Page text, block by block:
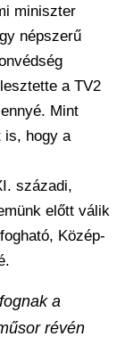
miniszter
népszerű
a TV2
Mint
is, hogy a
századi,
előtt válik
Közép-
a
révén